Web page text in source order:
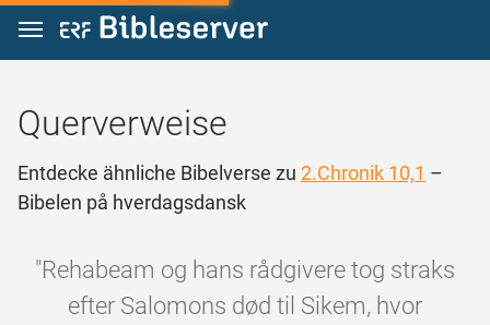
Zum Inhalt springen
Querverweise
Entdecke ähnliche Bibelverse zu 2.Chronik 10,1 –
Bibelen på hverdagsdansk
"Rehabeam og hans rådgivere tog straks
efter Salomons død til Sikem, hvor